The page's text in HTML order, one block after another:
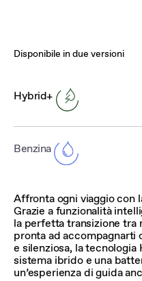
Disponibile in due versioni
Hybrid+
Benzina
Affronta ogni viaggio con
Grazie a funzionalità
la perfetta transizione tra
pronta ad accompagnarti
e silenziosa, la
sistema ibrido e una
un’esperienza di guida